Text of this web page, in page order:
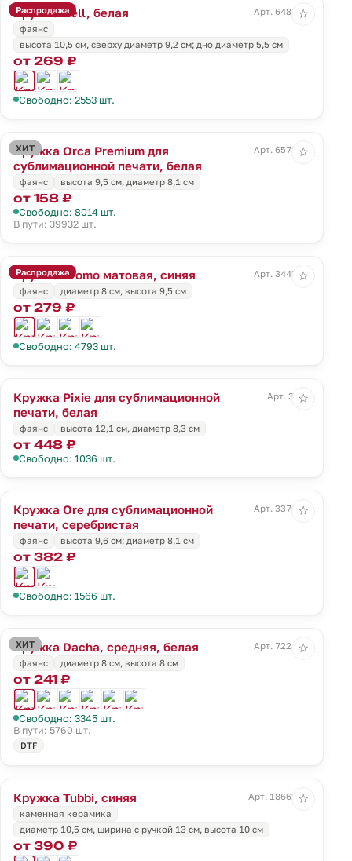
Распродажа
Кружка Bell, белая
Арт. 6481.60
фаянс
высота 10,5 см, сверху диаметр 9,2 см; дно диаметр 5,5 см
от 269 ₽
Свободно: 2553 шт.
☆
ХИТ
Кружка Orca Premium для
сублимационной печати, белая
Арт. 6578.60
фаянс высота 9,5 см, диаметр 8,1 см
от 158 ₽
Свободно: 8014 шт.
В пути: 39932 шт.
☆
Распродажа
Кружка Promo матовая, синяя
Арт. 3445.40
фаянс
диаметр 8 см, высота 9,5 см
от 279 ₽
Свободно: 4793 шт.
☆
Кружка Pixie для сублимационной
печати, белая
Арт. 3372
фаянс высота 12,1 см, диаметр 8,3 см
от 448 ₽
Свободно: 1036 шт.
☆
Кружка Ore для сублимационной
печати, серебристая
Арт. 3376.10
фаянс высота 9,6 см; диаметр 8,1 см
от 382 ₽
Свободно: 1566 шт.
☆
ХИТ
Кружка Dacha, средняя, белая
Арт. 7224.60
фаянс
диаметр 8 см, высота 8 см
от 241 ₽
Свободно: 3345 шт.
В пути: 5760 шт.
DTF
☆
Кружка Tubbi, синяя
Арт. 18663.40
каменная керамика
диаметр 10,5 см, ширина с ручкой 13 см, высота 10 см
от 390 ₽
☆